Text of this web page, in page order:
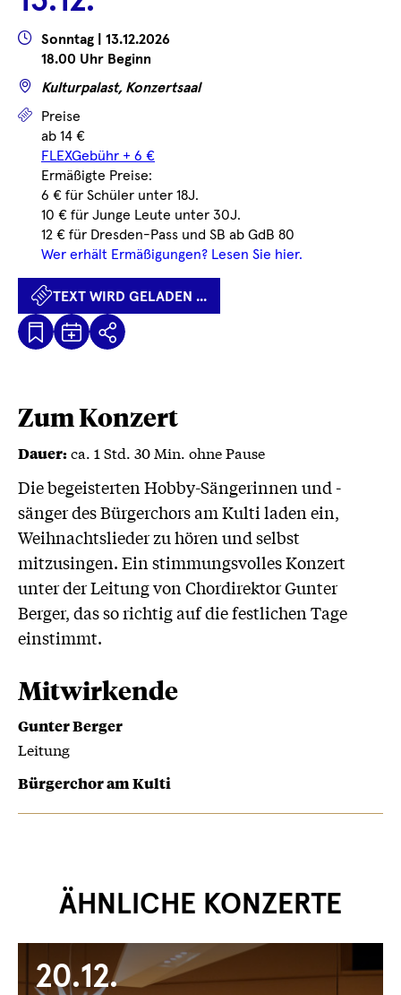
...
Wann
Sonntag | 13.12.2026
18.00 Uhr Beginn
WoKulturpalast, Konzertsaal
Preise
Preise
ab 14 €
FLEXGebühr + 6 €
Ermäßigte Preise:
6 € für Schüler unter 18J.
10 € für Junge Leute unter 30J.
12 € für Dresden-Pass und SB ab GdB 80
Wer erhält Ermäßigungen? Lesen Sie hier.
TEXT WIRD GELADEN ...
TextKalenderdatei
Teilen
Zum Konzert
Dauer:ca. 1 Std. 30 Min. ohne Pause
Die begeisterten Hobby-Sängerinnen und -
sänger des Bürgerchors am Kulti laden ein,
Weihnachtslieder zu hören und selbst
mitzusingen. Ein stimmungsvolles Konzert
unter der Leitung von Chordirektor Gunter
Berger, das so richtig auf die festlichen Tage
einstimmt.
Mitwirkende
Gunter Berger
Leitung
Bürgerchor am Kulti
ÄHNLICHE KONZERTE
20.12.